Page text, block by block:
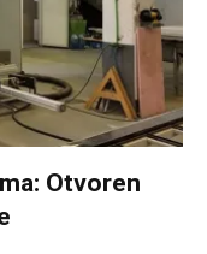
Otvoren